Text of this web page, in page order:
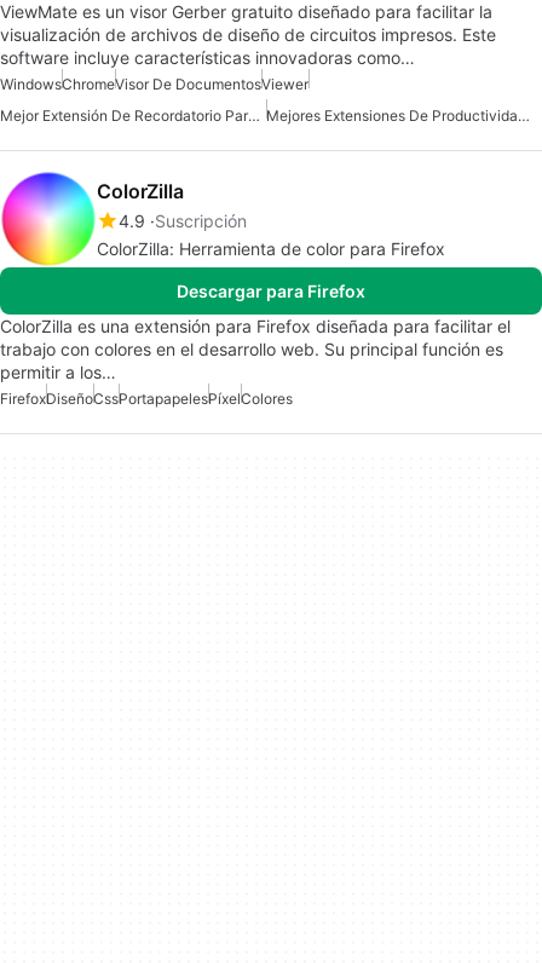
ViewMate es un visor Gerber gratuito diseñado para facilitar la
visualización de archivos de diseño de circuitos impresos. Este
software incluye características innovadoras como…
WindowsChromeVisor De DocumentosViewer
Mejor Extensión De Recordatorio Para Chrome
Mejores Extensiones De Productividad Para Chrome
ColorZilla
4.9 Suscripción
ColorZilla: Herramienta de color para Firefox
Descargar para Firefox
ColorZilla es una extensión para Firefox diseñada para facilitar el
trabajo con colores en el desarrollo web. Su principal función es
permitir a los…
FirefoxDiseñoCssPortapapelesPíxelColores